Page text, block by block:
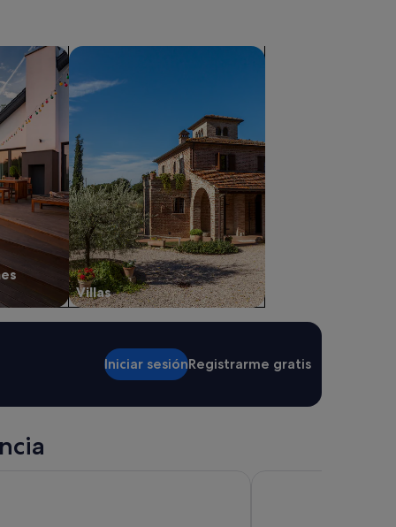
privadas
Villas
Buscar villas
Iniciar sesiónRegistrarme gratis